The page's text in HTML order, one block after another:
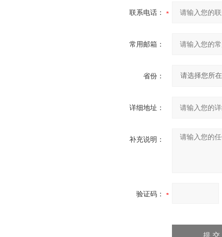
联系电话：
常用邮箱：
省份：
详细地址：
补充说明：
验证码：